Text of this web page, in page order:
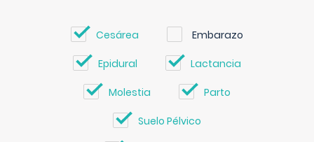
Cesárea Embarazo
Epidural Lactancia
Molestia Parto
Suelo Pélvico